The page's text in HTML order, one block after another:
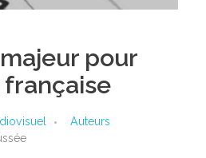
pour
française
Auteurs